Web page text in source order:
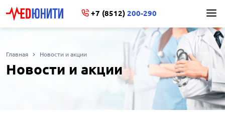
+7 (8512) 200-290
Главная Новости и акции
Новости и акции